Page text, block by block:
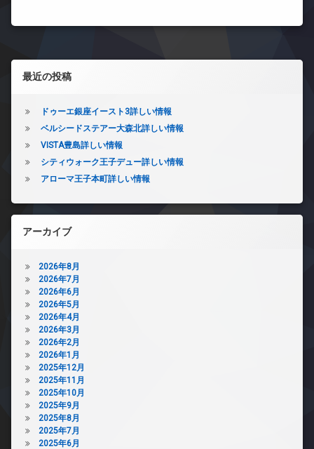
左サイドバー
最近の投稿
ドゥーエ銀座イースト3詳しい情報
ベルシードステアー大森北詳しい情報
VISTA豊島詳しい情報
シティウォーク王子デュー詳しい情報
アローマ王子本町詳しい情報
アーカイブ
2026年8月
2026年7月
2026年6月
2026年5月
2026年4月
2026年3月
2026年2月
2026年1月
2025年12月
2025年11月
2025年10月
2025年9月
2025年8月
2025年7月
2025年6月